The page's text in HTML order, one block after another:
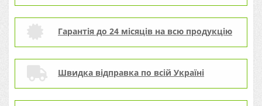
Гарантія до 24 місяців на всю продукцію
Швидка відправка по всій Україні